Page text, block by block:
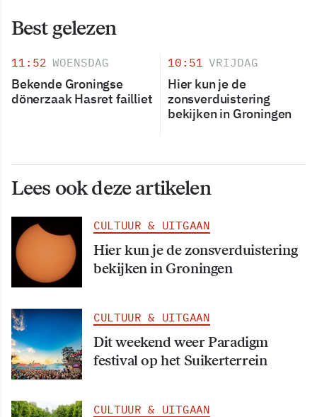
Best gelezen
11:52 WOENSDAG
Bekende Groningse
dönerzaak Hasret failliet
10:51 VRIJDAG
Hier kun je de
zonsverduistering
bekijken in Groningen
Lees ook deze artikelen
CULTUUR & UITGAAN
Hier kun je de zonsverduistering
bekijken in Groningen
CULTUUR & UITGAAN
Dit weekend weer Paradigm
festival op het Suikerterrein
CULTUUR & UITGAAN